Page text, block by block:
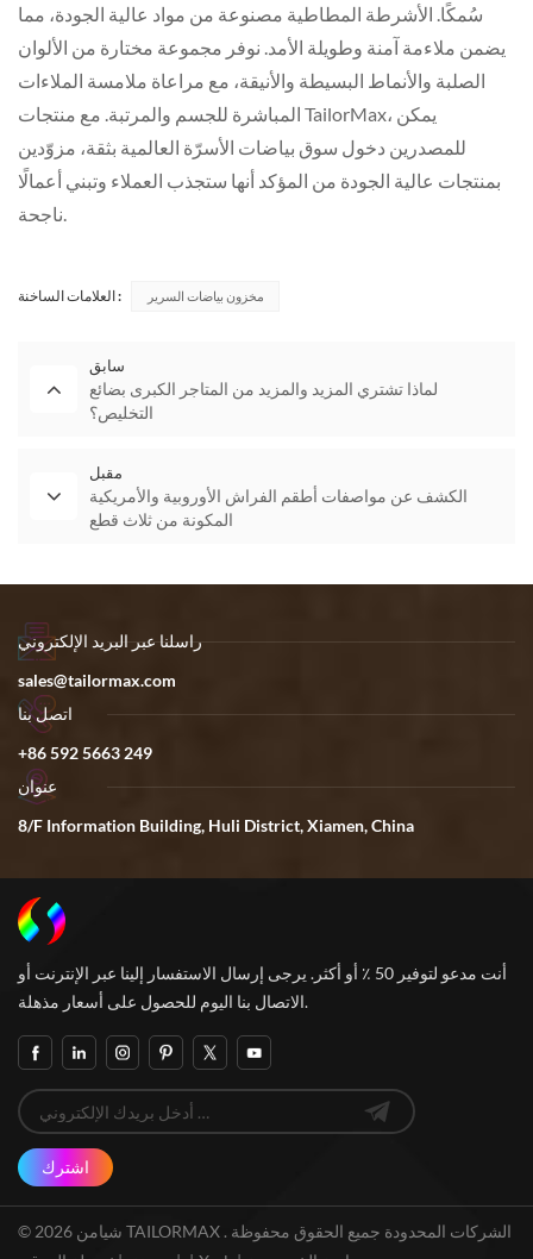
سُمكًا. الأشرطة المطاطية مصنوعة من مواد عالية الجودة، مما
يضمن ملاءمة آمنة وطويلة الأمد. نوفر مجموعة مختارة من الألوان
الصلبة والأنماط البسيطة والأنيقة، مع مراعاة ملامسة الملاءات
المباشرة للجسم والمرتبة. مع منتجات TailorMax، يمكن
للمصدرين دخول سوق بياضات الأسرّة العالمية بثقة، مزوّدين
بمنتجات عالية الجودة من المؤكد أنها ستجذب العملاء وتبني أعمالًا
العلامات الساخنة : مخزون بياضات السرير
سابق
لماذا تشتري المزيد والمزيد من المتاجر الكبرى بضائع
التخليص؟
مقبل
الكشف عن مواصفات أطقم الفراش الأوروبية والأمريكية
المكونة من ثلاث قطع
راسلنا عبر البريد الإلكتروني
sales@tailormax.com
اتصل بنا
+86 592 5663 249
عنوان
8/F Information Building, Huli District, Xiamen, China
أنت مدعو لتوفير 50 ٪ أو أكثر. يرجى إرسال الاستفسار إلينا عبر الإنترنت أو
الاتصال بنا اليوم للحصول على أسعار مذهلة.
اشترك
© 2026 شيامن TAILORMAX الشركات المحدودة جميع الحقوق محفوظة .